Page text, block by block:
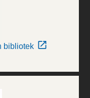
bibliotek